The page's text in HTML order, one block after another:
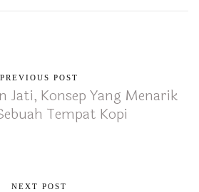
PREVIOUS POST
Jati, Konsep Yang Menarik
Tempat Kopi
NEXT POST